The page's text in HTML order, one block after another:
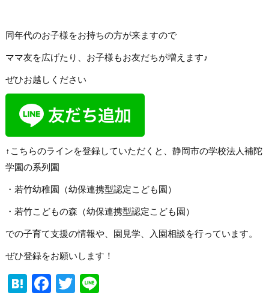
同年代のお子様をお持ちの方が来ますので
ママ友を広げたり、お子様もお友だちが増えます♪
ぜひお越しください
↑こちらのラインを登録していただくと、静岡市の学校法人補陀
学園の系列園
・若竹幼稚園（幼保連携型認定こども園）
・若竹こどもの森（幼保連携型認定こども園）
での子育て支援の情報や、園見学、入園相談を行っています。
ぜひ登録をお願いします！
Hatena
Facebook
Twitter